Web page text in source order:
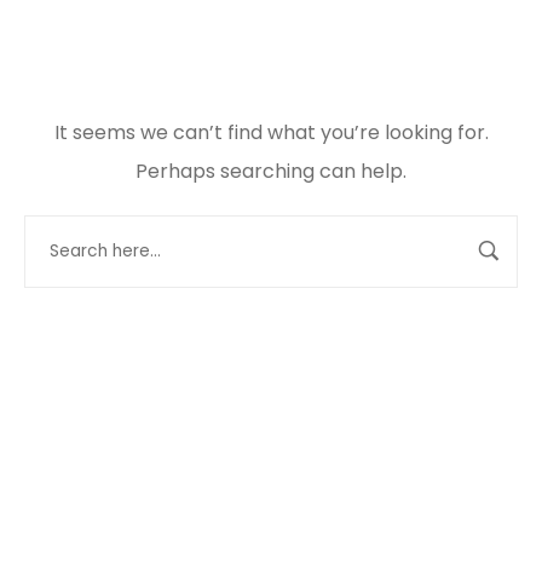
It seems we can’t find what you’re looking for.
Perhaps searching can help.